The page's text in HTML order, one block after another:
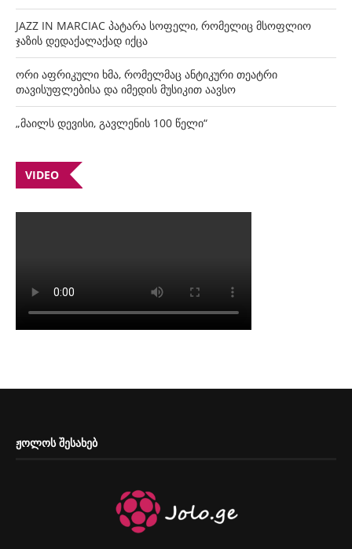
JAZZ IN MARCIAC პატარა სოფელი, რომელიც მსოფლიო
ჯაზის დედაქალაქად იქცა
ორი აფრიკული ხმა, რომელმაც ანტიკური თეატრი
თავისუფლებისა და იმედის მუსიკით აავსო
„მაილს დევისი, გავლენის 100 წელი“
VIDEO
ᲟᲝᲚᲝᲡ ᲨᲔᲡᲐᲮᲔᲑ